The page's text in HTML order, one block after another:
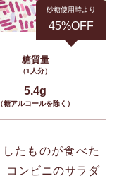
砂糖使用時より
45%OFF
糖質量
（1人分）
5.4g
（糖アルコールを除く）
たものが食べた
コンビニのサラダ